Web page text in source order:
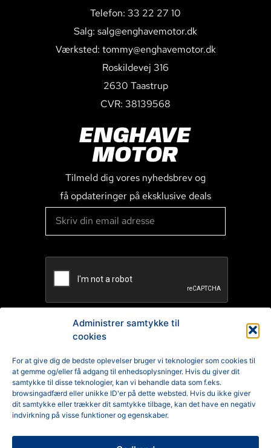
Administrer samtykke til
cookies
For at give dig de bedste oplevelser bruger vi teknologier som cookies til
at gemme og/eller få adgang til enhedsoplysninger. Hvis du giver dit
samtykke til disse teknologier, kan vi behandle data som f.eks.
browsingadfærd eller unikke ID'er på dette websted. Hvis du ikke giver
dit samtykke eller trækker dit samtykke tilbage, kan det have en negativ
indvirkning på visse funktioner og egenskaber.
Telefon: 33 22 27 10
Salg: salg@enghavemotor.dk
Værksted: tommy@enghavemotor.dk
Roskildevej 316
2630 Taastrup
CVR: 38139568
ENGHAVE
MOTOR
Tilmeld dig vores nyhedsbrev og
få opdateringer på eksklusive deals
Reklamation
Generelle Handelsbetingelser